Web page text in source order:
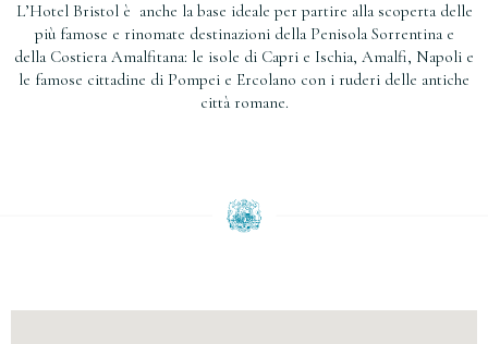
L’Hotel Bristol è anche la base ideale per partire alla scoperta delle
più famose e rinomate destinazioni della Penisola Sorrentina e
della Costiera Amalfitana: le isole di Capri e Ischia, Amalfi, Napoli e
le famose cittadine di Pompei e Ercolano con i ruderi delle antiche
città romane.